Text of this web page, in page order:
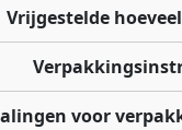
Vrijgestelde
voor